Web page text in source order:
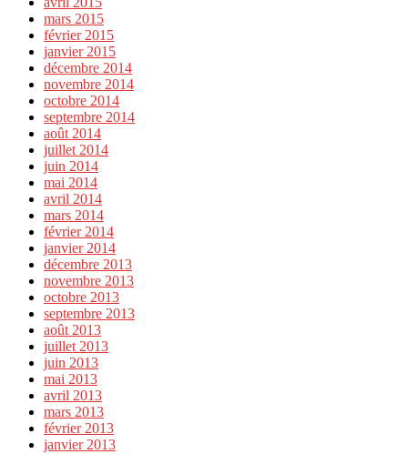
mars 2015
février 2015
janvier 2015
décembre 2014
novembre 2014
octobre 2014
septembre 2014
août 2014
juillet 2014
juin 2014
mai 2014
avril 2014
mars 2014
février 2014
janvier 2014
décembre 2013
novembre 2013
octobre 2013
septembre 2013
août 2013
juillet 2013
juin 2013
mai 2013
avril 2013
mars 2013
février 2013
janvier 2013